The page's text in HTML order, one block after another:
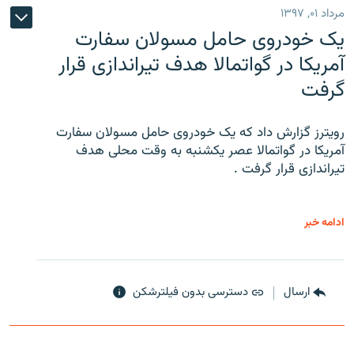
مرداد ۰۱, ۱۳۹۷
یک خودروی حامل مسولان سفارت
آمریکا در گواتمالا هدف تیراندازی قرار
گرفت
رویترز گزارش داد که یک خودروی حامل مسولان سفارت
آمریکا در گواتمالا عصر یکشنبه به وقت محلی هدف
تیراندازی قرار گرفت .
ادامه خبر
ارسال دسترسی بدون فیلترشکن